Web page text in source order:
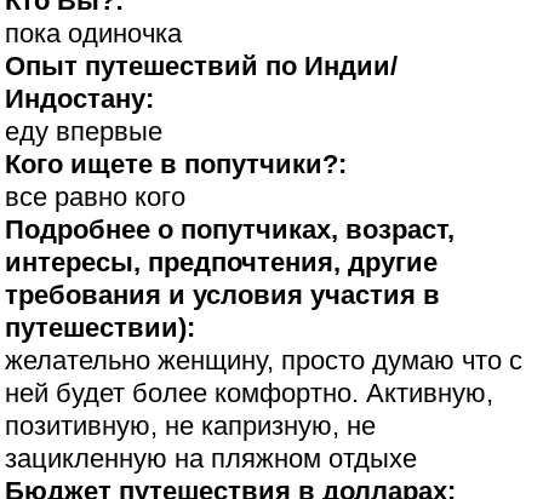
пока одиночка
Опыт путешествий по Индии/
Индостану:
еду впервые
Кого ищете в попутчики?:
все равно кого
Подробнее о попутчиках, возраст,
интересы, предпочтения, другие
требования и условия участия в
путешествии):
желательно женщину, просто думаю что с
ней будет более комфортно. Активную,
позитивную, не капризную, не
зацикленную на пляжном отдыхе
Бюджет путешествия в долларах: